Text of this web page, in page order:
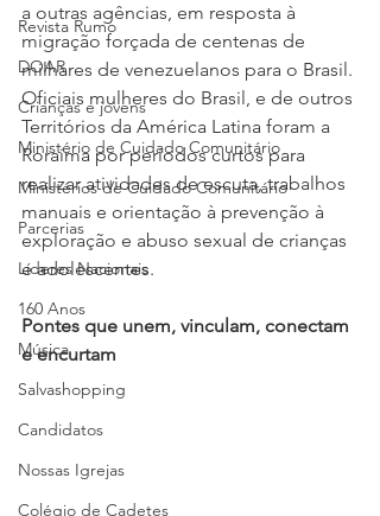
Revista Rumo
DOAR
Crianças e jovens
Ministério de Cuidado Comunitário
Ministérios de Cuidado Comunitário
Parcerias
Líderes Nacionais
160 Anos
Música
Salvashopping
Candidatos
Nossas Igrejas
Colégio de Cadetes
a outras agências, em resposta à
migração forçada de centenas de
milhares de venezuelanos para o Brasil.
Oficiais mulheres do Brasil, e de outros
Territórios da América Latina foram a
Roraima por períodos curtos para
realizar atividades de escuta, trabalhos
manuais e orientação à prevenção à
exploração e abuso sexual de crianças
e adolescentes.
Pontes que unem, vinculam, conectam
e encurtam